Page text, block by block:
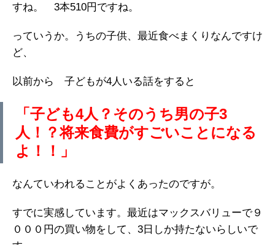
すね。 3本510円ですね。
っていうか。うちの子供、最近食べまくりなんですけ
ど、
以前から 子どもが4人いる話をすると
「子ども4人？そのうち男の子3
人！？将来食費がすごいことになる
よ！！」
なんていわれることがよくあったのですが。
すでに実感しています。最近はマックスバリューで９
０００円の買い物をして、3日しか持たないらしいで